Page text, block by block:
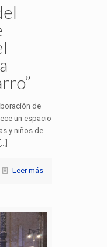
de
un espacio
y niños de
Leer más